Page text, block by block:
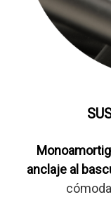
anclaje al